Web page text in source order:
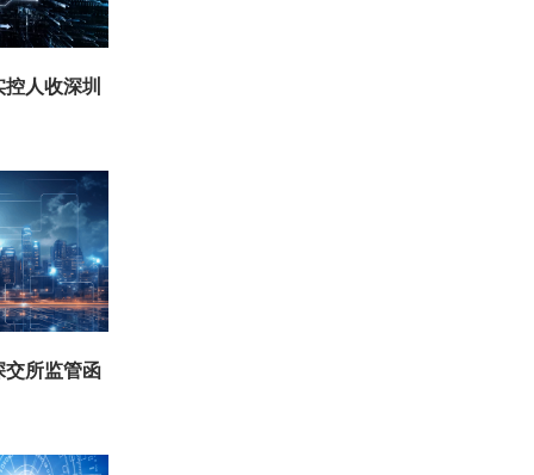
人收深圳
所监管函